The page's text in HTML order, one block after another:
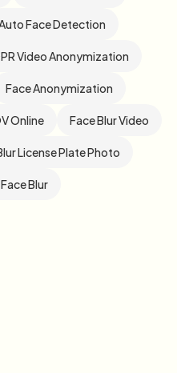
Face Detection
Video Anonymization
Face Anonymization
Online Face Blur Video
License Plate Photo
Blur